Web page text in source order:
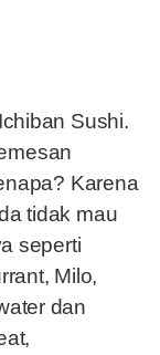
Sushi.
Karena
tidak mau
seperti
Milo,
dan